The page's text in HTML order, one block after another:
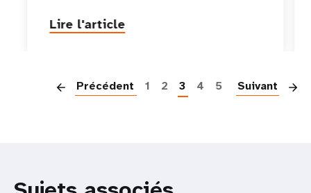
Lire l'article
Précédent 1 2 3 4 5 Suivant